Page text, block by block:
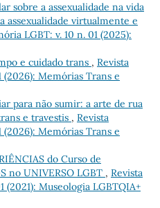
sobre a assexualidade na vida
assexualidade virtualmente e
LGBT: v. 10 n. 01 (2025):
e cuidado trans , Revista
(2026): Memórias Trans e
para não sumir: a arte de rua
e travestis , Revista
(2026): Memórias Trans e
do Curso de
no UNIVERSO LGBT , Revista
(2021): Museologia LGBTQIA+